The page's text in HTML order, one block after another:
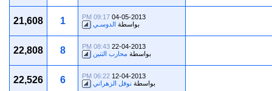
04-05-2013
09:17 PM
بواسطة الدوسـي 1
21,608
22-04-2013
08:43 PM
بواسطة محارب التنين 8
22,808
12-04-2013
06:22 PM
بواسطة نوفل الزهراني 6
22,526